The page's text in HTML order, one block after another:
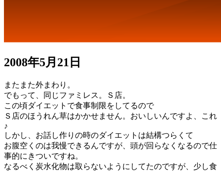
2008年5月21日
またまた外まわり。
でもって、同じファミレス。Ｓ店。
この頃ダイエットで食事制限をしてるので
Ｓ店のほうれん草はかかせません。おいしいんですよ、これ
♪
しかし、お話し作りの時のダイエットは結構つらくて
お腹空くのは我慢できるんですが、頭が回らなくなるので仕
事的にきついですね。
なるべく炭水化物は取らないようにしてたのですが、少し食